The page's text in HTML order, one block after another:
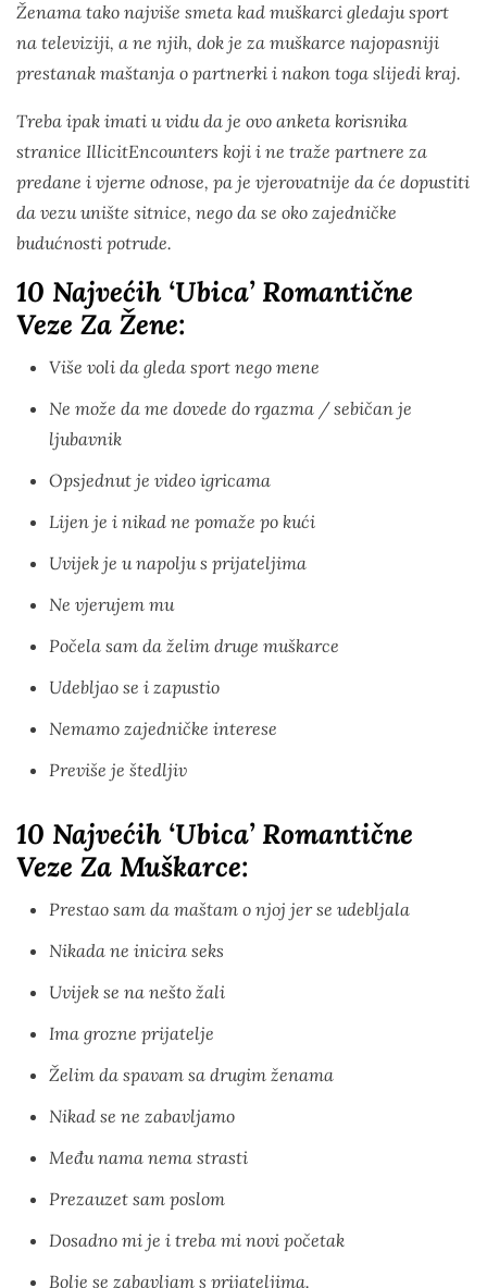
Ženama tako najviše smeta kad muškarci gledaju sport
na televiziji, a ne njih, dok je za muškarce najopasniji
prestanak maštanja o partnerki i nakon toga slijedi kraj.
Treba ipak imati u vidu da je ovo anketa korisnika
stranice IllicitEncounters koji i ne traže partnere za
predane i vjerne odnose, pa je vjerovatnije da će dopustiti
da vezu unište sitnice, nego da se oko zajedničke
budućnosti potrude.
10 Najvećih ‘ubica’ Romantične
Veze Za Žene:
Više voli da gleda sport nego mene
Ne može da me dovede do rgazma / sebičan je
ljubavnik
Opsjednut je video igricama
Lijen je i nikad ne pomaže po kući
Uvijek je u napolju s prijateljima
Ne vjerujem mu
Počela sam da želim druge muškarce
Udebljao se i zapustio
Nemamo zajedničke interese
Previše je štedljiv
10 Najvećih ‘ubica’ Romantične
Veze Za Muškarce:
Prestao sam da maštam o njoj jer se udebljala
Nikada ne inicira seks
Uvijek se na nešto žali
Ima grozne prijatelje
Želim da spavam sa drugim ženama
Nikad se ne zabavljamo
Među nama nema strasti
Prezauzet sam poslom
Dosadno mi je i treba mi novi početak
Bolje se zabavljam s prijateljima.